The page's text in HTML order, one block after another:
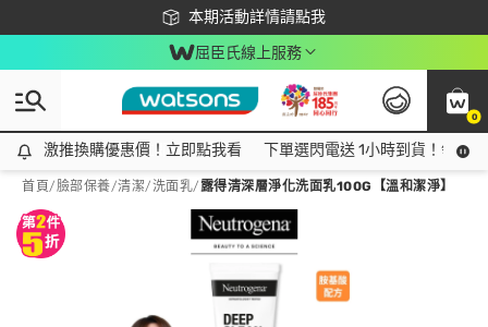
本期活動詳情請點我
下載app最高回饋$350
屈臣氏線上服務
0
激推換購優惠價！立即點我看
激推換購優惠價！立即點我看 下單選閃電送 1小時到貨！領神
首頁/臉部保養/清潔/洗面乳/露得清深層淨化洗面乳100G【溫和潔淨】